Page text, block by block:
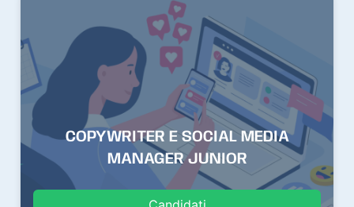
COPYWRITER E SOCIAL MEDIA
MANAGER JUNIOR